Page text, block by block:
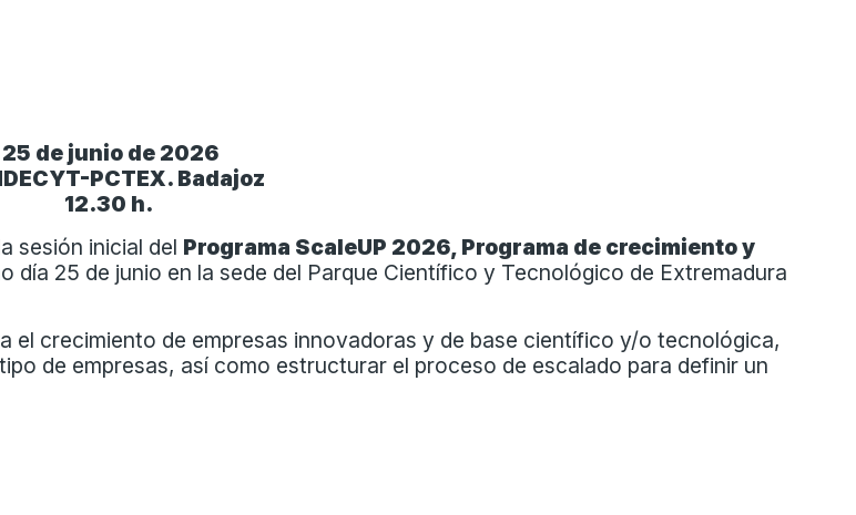
25 de junio de 2026
PCTEX. Badajoz
12.30 h.
sesión inicial del Programa ScaleUP 2026, Programa de crecimiento y
día 25 de junio en la sede del Parque Científico y Tecnológico de Extremadura
el crecimiento de empresas innovadoras y de base científico y/o tecnológica,
de empresas, así como estructurar el proceso de escalado para definir un